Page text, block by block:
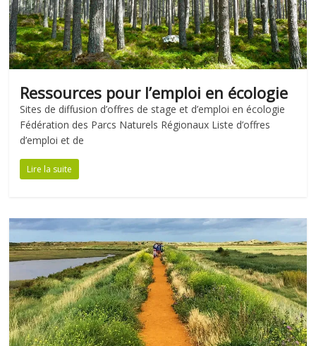
Ressources pour l’emploi en écologie
Sites de diffusion d’offres de stage et d’emploi en écologie
Fédération des Parcs Naturels Régionaux Liste d’offres
d’emploi et de
Lire la suite